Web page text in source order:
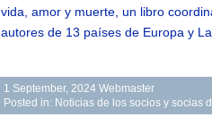
vida, amor y muerte, un libro
autores de 13 países de Europa y
1 September, 2024 Webmaster
Posted in: Noticias de los socios y socias